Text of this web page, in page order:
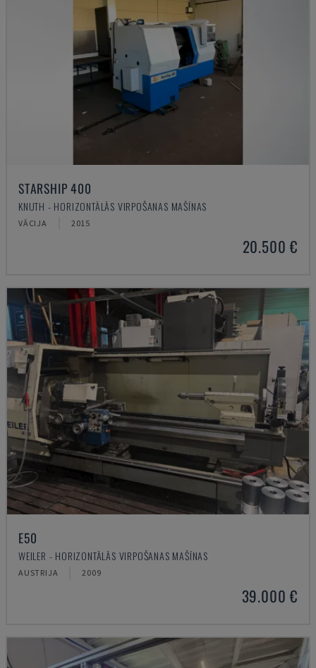
STARSHIP 400
KNUTH - HORIZONTĀLĀS VIRPOŠANAS MAŠĪNAS
VĀCIJA 2015
20.500 €
E50
WEILER - HORIZONTĀLĀS VIRPOŠANAS MAŠĪNAS
AUSTRIJA 2009
39.000 €